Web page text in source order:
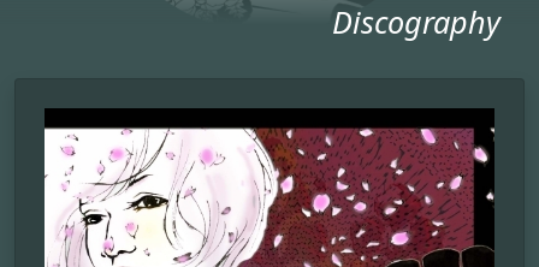
Discography